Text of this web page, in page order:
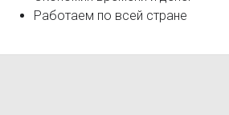
Работаем по всей стране